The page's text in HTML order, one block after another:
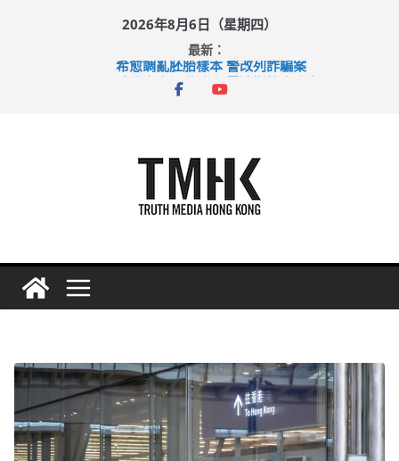
2026年8月6日（星期四）
最新：
希愈調亂胚胎樣本 警改列詐騙案
足球盛會次場激戰 祖雲達斯挫車路士